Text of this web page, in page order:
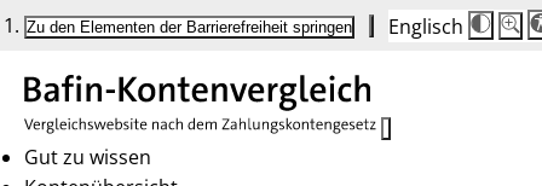
Zu den Elementen der Barrierefreiheit springen Englisch
Die
100
Gut zu wissen